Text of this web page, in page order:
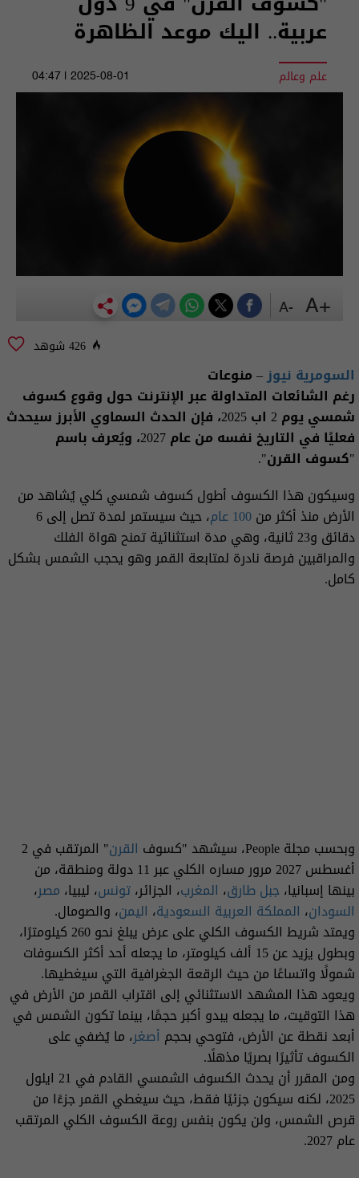
عربية.. اليك موعد الظاهرة
علم وعالم 2025-08-01 | 04:47
426 شوهد
السومرية نيوز– منوعات
رغم الشائعات المتداولة عبر الإنترنت حول وقوع كسوف
شمسي يوم 2 اب 2025، فإن الحدث السماوي الأبرز سيحدث
فعليًا في التاريخ نفسه من عام 2027، ويُعرف باسم
"كسوف القرن".
وسيكون هذا الكسوف أطول كسوف شمسي كلي يُشاهد من
الأرض منذ أكثر من100 عام
، حيث سيستمر لمدة تصل إلى 6
دقائق و23 ثانية، وهي مدة استثنائية تمنح هواة الفلك
والمراقبين فرصة نادرة لمتابعة القمر وهو يحجب الشمس بشكل
كامل.
وبحسب مجلة People، سيشهد "كسوف القرن
" المرتقب في 2
أغسطس 2027 مرور مساره الكلي عبر 11 دولة ومنطقة، من
بينها إسبانيا، جبل طارق، المغرب، الجزائر،تونس، ليبيا، مصر،
السودان، المملكة العربية السعودية، اليمن، والصومال.
ويمتد شريط الكسوف الكلي على عرض يبلغ نحو 260 كيلومترًا،
وبطول يزيد عن 15 ألف كيلومتر، ما يجعله أحد أكثر الكسوفات
شمولًا واتساعًا من حيث الرقعة الجغرافية التي سيغطيها.
ويعود هذا المشهد الاستثنائي إلى اقتراب القمر من الأرض في
هذا التوقيت، ما يجعله يبدو أكبر حجمًا، بينما تكون الشمس في
أبعد نقطة عن الأرض، فتوحي بحجم أصغر، ما يُضفي على
الكسوف تأثيرًا بصريًا مذهلًا.
ومن المقرر أن يحدث الكسوف الشمسي القادم في 21 ايلول
2025، لكنه سيكون جزئيًا فقط، حيث سيغطي القمر جزءًا من
قرص الشمس، ولن يكون بنفس روعة الكسوف الكلي المرتقب
عام 2027.
+A
-A